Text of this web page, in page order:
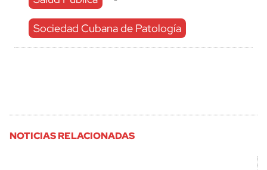
Sociedad Cubana de Patología
NOTICIAS RELACIONADAS